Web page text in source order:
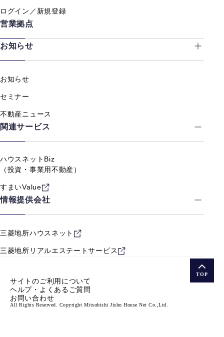
ログイン／新規登録
営業拠点
お知らせ
お知らせ
セミナー
不動産ニュース
関連サービス
ハウスネットBiz
（投資・事業用不動産）
すまいValue
情報提供会社
三菱地所ハウスネット
三菱地所リアルエステートサービス
サイトのご利用について
ヘルプ・よくあるご質問
お問い合わせ
All Rights Reserved. Copyright Mitsubishi Jisho House Net Co.,Ltd.
TOP